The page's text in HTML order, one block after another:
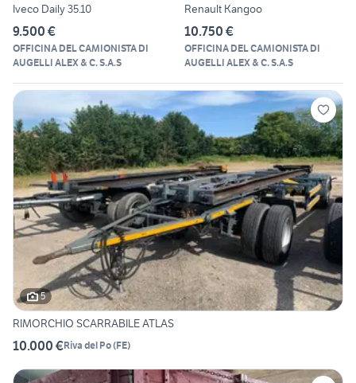
Iveco Daily 35.10
9.500 €
OFFICINA DEL CAMIONISTA DI
AUGELLI ALEX & C. S.A.S
Renault Kangoo
10.750 €
OFFICINA DEL CAMIONISTA DI
AUGELLI ALEX & C. S.A.S
5
RIMORCHIO SCARRABILE ATLAS
10.000 €Riva del Po(FE)